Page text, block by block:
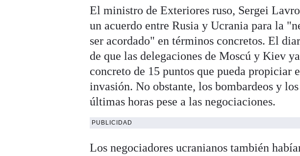
El ministro de Exteriores ruso, Sergei
un acuerdo entre Rusia y Ucrania para la
ser acordado" en términos concretos. El
de que las delegaciones de Moscú y Kiev
concreto de 15 puntos que pueda propiciar
invasión. No obstante, los bombardeos y
últimas horas pese a las negociaciones.
PUBLICIDAD
Los negociadores ucranianos también